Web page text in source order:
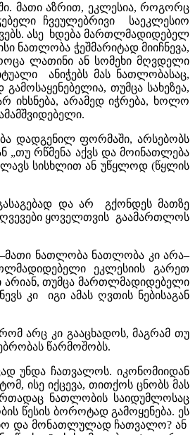
მათი აზრით, ეკლესია, როგორც
ჩვეულებრივი საეკლესიო
ასე ხდება მართლმადიდებელ
ნათლობა ჭეშმარიტად მიიჩნევა,
ლათინი ან სომეხი მღვდელი
ანიჭებს მას ნათლობასაც,
თუმცა სახეზეა,
იხსნება, არამედ იჭრება, ხოლო
დადგენილ ფორმაში, არსებობს
„თუ რწმენა აქვს და მოინათლება
სისხლით ან უწყლოდ (წყლის
და არ გქონდეს მათზე
ყოველთვის გაამართლოს
ნათლობა ნათლობა კი არა–
ეკლესიის გარეთ
არიან, თუმცა მართლმადიდებელი
კი იგი ამას ღვთის ნებისაგან
არც კი გააცხადოს, მაგრამ თუ
წარმოშობს.
უნდა ჩათვალოს. იკონომიიდან
ისე იქცევა, თითქოს ცნობს მას
ნათლობის საიდუმლოსაც
წესის ბოროტად გამოყენება. ეს
და მონათლულად ჩათვალო? ან